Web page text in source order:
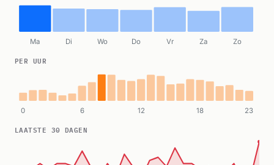
Ma Di Wo Do Vr Za Zo
PER UUR
0 6 12 18 23
LAATSTE 30 DAGEN